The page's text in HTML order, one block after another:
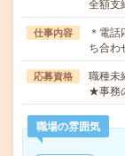
全額支
仕事内容
＊電
ち合わ
応募資格
職種未
★事務
職場の雰囲気